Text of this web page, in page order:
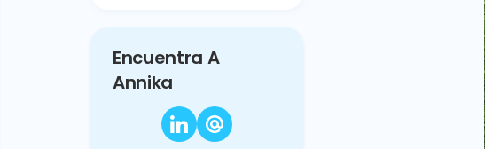
Encuentra A
Annika